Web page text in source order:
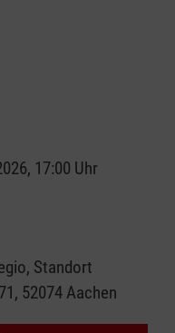
17:00 Uhr
Standort
52074 Aachen